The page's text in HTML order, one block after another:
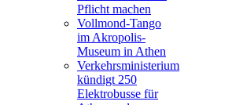
Pflicht machen
Vollmond-Tango
im Akropolis-
Museum in Athen
Verkehrsministerium
kündigt 250
Elektrobusse für